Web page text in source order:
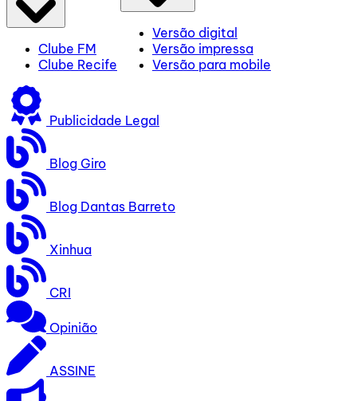
Clube FM
Clube Recife
Versão digital
Versão impressa
Versão para mobile
Publicidade Legal
Blog Giro
Blog Dantas Barreto
Xinhua
CRI
Opinião
ASSINE